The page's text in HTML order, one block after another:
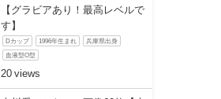
【グラビアあり！最高レベルで
す】
Dカップ 1996年生まれ 兵庫県出身
血液型O型
20